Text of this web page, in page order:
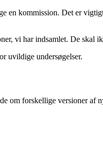
en kommission. Det er
vi har indsamlet. De skal
uvildige undersøgelser.
om forskellige versioner af